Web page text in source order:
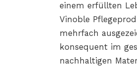
einem erfüllten
Vinoble
mehrfach
konsequent im
nachhaltigen